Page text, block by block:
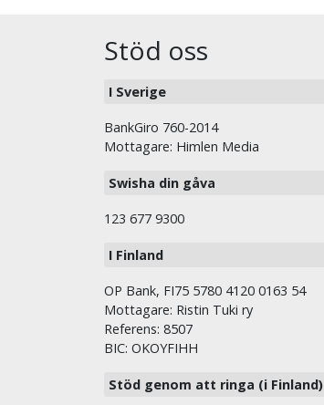
Stöd oss
I Sverige
BankGiro 760-2014
Mottagare: Himlen Media
Swisha din gåva
123 677 9300
I Finland
OP Bank, FI75 5780 4120 0163 54
Mottagare: Ristin Tuki ry
Referens: 8507
BIC: OKOYFIHH
Stöd genom att ringa (i Finland)